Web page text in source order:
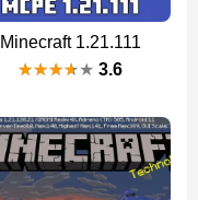
Minecraft 1.21.111
3.6